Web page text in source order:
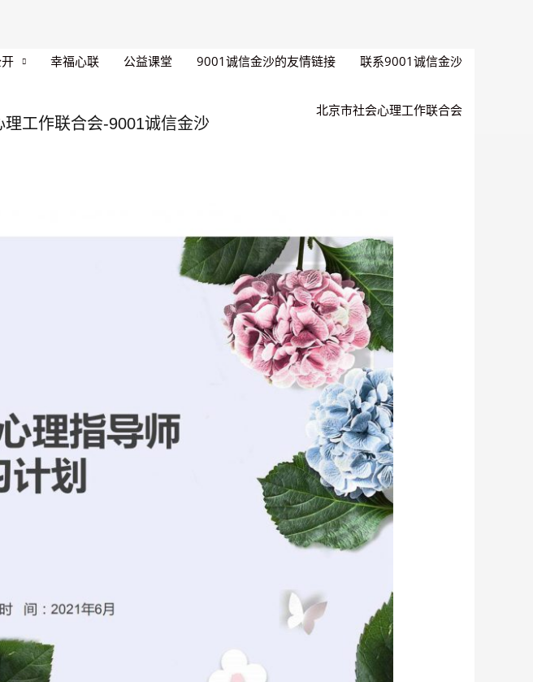
幸福心联 公益课堂 9001诚信金沙的友情链接 联系9001诚信金沙
北京市社会心理工作联合会
工作联合会-9001诚信金沙